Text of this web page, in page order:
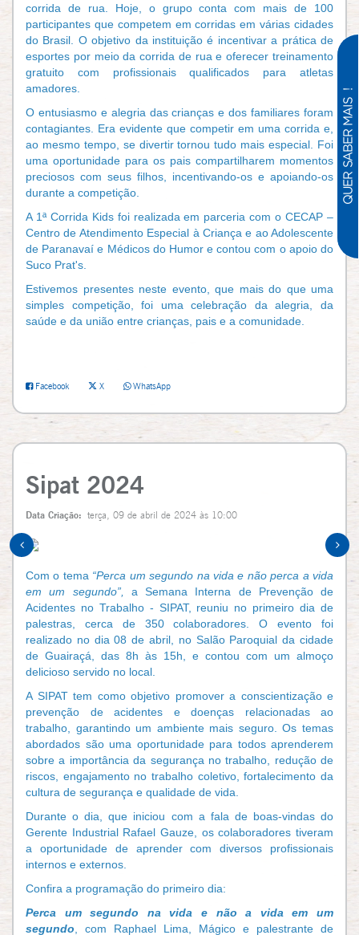
corrida de rua. Hoje, o grupo conta com mais de 100
participantes que competem em corridas em várias cidades
do Brasil. O objetivo da instituição é incentivar a prática de
esportes por meio da corrida de rua e oferecer treinamento
gratuito com profissionais qualificados para atletas
amadores.
O entusiasmo e alegria das crianças e dos familiares foram
contagiantes. Era evidente que competir em uma corrida e,
ao mesmo tempo, se divertir tornou tudo mais especial. Foi
uma oportunidade para os pais compartilharem momentos
preciosos com seus filhos, incentivando-os e apoiando-os
durante a competição.
A 1ª Corrida Kids foi realizada em parceria com o CECAP –
Centro de Atendimento Especial à Criança e ao Adolescente
de Paranavaí e Médicos do Humor e contou com o apoio do
Suco Prat's.
Estivemos presentes neste evento, que mais do que uma
simples competição, foi uma celebração da alegria, da
saúde e da união entre crianças, pais e a comunidade.
Facebook X WhatsApp
Sipat 2024
Data Criação: terça, 09 de abril de 2024 às 10:00
Com o tema “Perca um segundo na vida e não perca a vida
em um segundo”,
a Semana Interna de Prevenção de
Acidentes no Trabalho - SIPAT, reuniu no primeiro dia de
palestras, cerca de 350 colaboradores. O evento foi
realizado no dia 08 de abril, no Salão Paroquial da cidade
de Guairaçá, das 8h às 15h, e contou com um almoço
delicioso servido no local.
A SIPAT tem como objetivo promover a conscientização e
prevenção de acidentes e doenças relacionadas ao
trabalho, garantindo um ambiente mais seguro. Os temas
abordados são uma oportunidade para todos aprenderem
sobre a importância da segurança no trabalho, redução de
riscos, engajamento no trabalho coletivo, fortalecimento da
cultura de segurança e qualidade de vida.
Durante o dia, que iniciou com a fala de boas-vindas do
Gerente Industrial Rafael Gauze, os colaboradores tiveram
a oportunidade de aprender com diversos profissionais
internos e externos.
Confira a programação do primeiro dia:
Perca um segundo na vida e não a vida em um
segundo , com Raphael Lima, Mágico e palestrante de